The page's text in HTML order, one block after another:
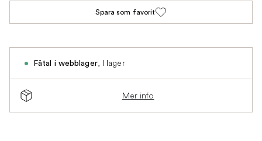
Spara som favorit
Fåtal i webblager, I lager
Mer info